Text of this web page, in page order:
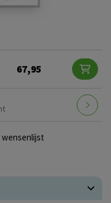
67,95
wensenlijst